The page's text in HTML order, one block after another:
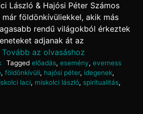
László & Hajósi Péter Számos
földönkívüliekkel, akik más
rendű világokból érkeztek
adjanak át az
Tovább az olvasáshoz
Tagged előadás, esemény, everness
, földönkívüli, hajósi péter, idegenek,
laci, miskolci lászló, spiritualitás,